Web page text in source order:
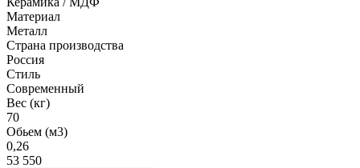
Материал
Металл
Страна производства
Россия
Стиль
Современный
Вес (кг)
70
Обьем (м3)
0,26
53 550